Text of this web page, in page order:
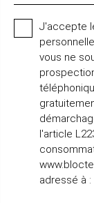
J'accepte
vous ne
l'article
adressé à :